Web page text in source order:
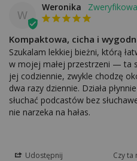
W
Weronika
Kompaktowa, cicha i
Szukalam lekkiej bieżni, którą
w mojej małej przestrzeni — ta
jej codziennie, zwykle chodzę
dwa razy dziennie. Działa
słuchać podcastów bez
nie narzeka na hałas.
Udostępnij Czy ta